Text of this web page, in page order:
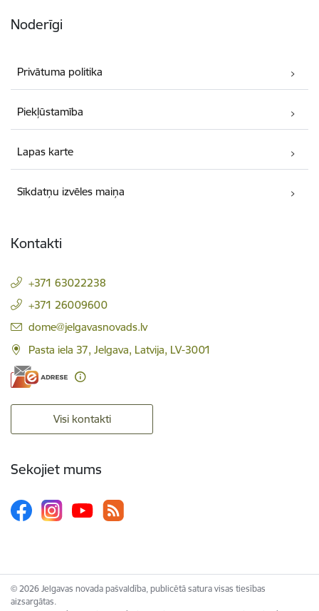
Noderīgi
Privātuma politika
Piekļūstamība
Lapas karte
Sīkdatņu izvēles maiņa
Kontakti
+371 63022238
+371 26009600
E-pasts:
dome@jelgavasnovads.lv
Pasta iela 37, Jelgava, Latvija, LV-3001
Visi kontakti
Sekojiet mums
© 2026 Jelgavas novada pašvaldība, publicētā satura visas tiesības
aizsargātas.